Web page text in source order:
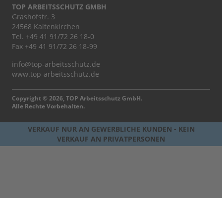
TOP ARBEITSSCHUTZ GMBH
Grashofstr. 3
24568 Kaltenkirchen
Tel. +49 41 91/72 26 18-0
Fax +49 41 91/72 26 18-99
info@top-arbeitsschutz.de
www.top-arbeitsschutz.de
Copyright © 2026, TOP Arbeitsschutz GmbH.
Alle Rechte Vorbehalten.
VERKAUF NUR AN GEWERBLICHE KUNDEN - KEIN
VERKAUF AN PRIVATPERSONEN